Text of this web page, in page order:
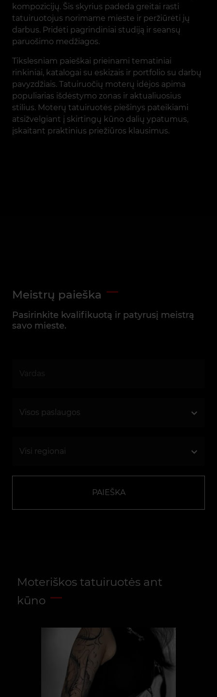
kompozicijų. Šis skyrius padeda greitai rasti
tatuiruotojus norimame mieste ir peržiūrėti jų
darbus. Pridėti pagrindiniai studiją ir seansų
paruošimo medžiagos.
Tikslesniam paieškai prieinami tematiniai
rinkiniai, katalogai su eskizais ir portfolio su darbų
pavyzdžiais. Tatuiruočių moterų idėjos apima
populiarias išdėstymo zonas ir aktualiuosius
stilius. Moterų tatuiruotės piešinys pateikiami
atsižvelgiant į skirtingų kūno dalių ypatumus,
įskaitant praktinius priežiūros klausimus.
Meistrų paieška
Pasirinkite kvalifikuotą ir patyrusį meistrą
savo mieste.
PAIEŠKA
Moteriškos tatuiruotės ant
kūno